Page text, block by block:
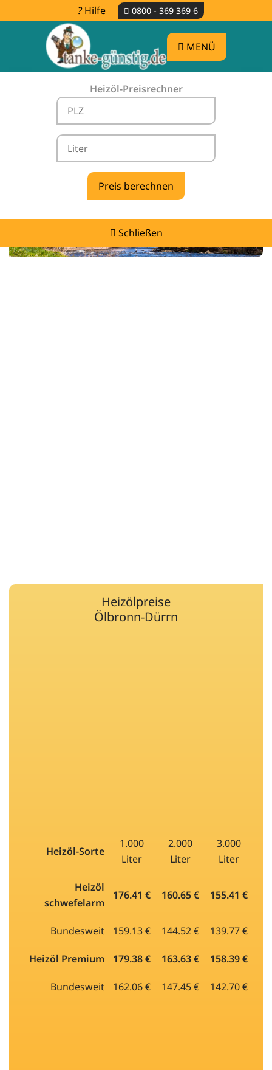
Hilfe 0800 - 369 369 6
MENÜ
Heizöl-Preisrechner
Schließen
Heizölpreise Ölbronn-Dürrn -
vergleichen & günstig tanken
Heizölpreise
Ölbronn-Dürrn
Heizöl-Sorte
1.000
Liter
2.000
Liter
3.000
Liter
Heizöl
schwefelarm
176.41 € 160.65 € 155.41 €
Bundesweit 159.13 € 144.52 € 139.77 €
Heizöl Premium 179.38 € 163.63 € 158.39 €
Bundesweit 162.06 € 147.45 € 142.70 €